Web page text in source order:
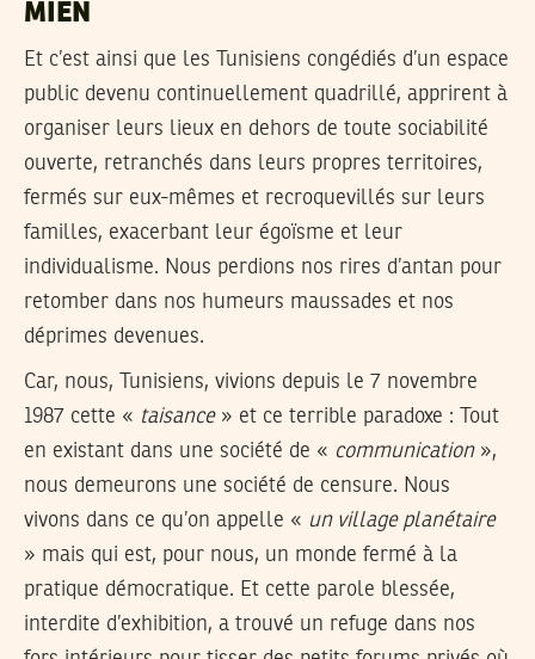
MIEN
Et c’est ainsi que les Tunisiens congédiés d’un espace
public devenu continuellement quadrillé, apprirent à
organiser leurs lieux en dehors de toute sociabilité
ouverte, retranchés dans leurs propres territoires,
fermés sur eux-mêmes et recroquevillés sur leurs
familles, exacerbant leur égoïsme et leur
individualisme. Nous perdions nos rires d’antan pour
retomber dans nos humeurs maussades et nos
déprimes devenues.
Car, nous, Tunisiens, vivions depuis le 7 novembre
1987 cette « taisance» et ce terrible paradoxe : Tout
en existant dans une société de « communication»,
nous demeurons une société de censure. Nous
vivons dans ce qu’on appelle « un village planétaire
» mais qui est, pour nous, un monde fermé à la
pratique démocratique. Et cette parole blessée,
interdite d’exhibition, a trouvé un refuge dans nos